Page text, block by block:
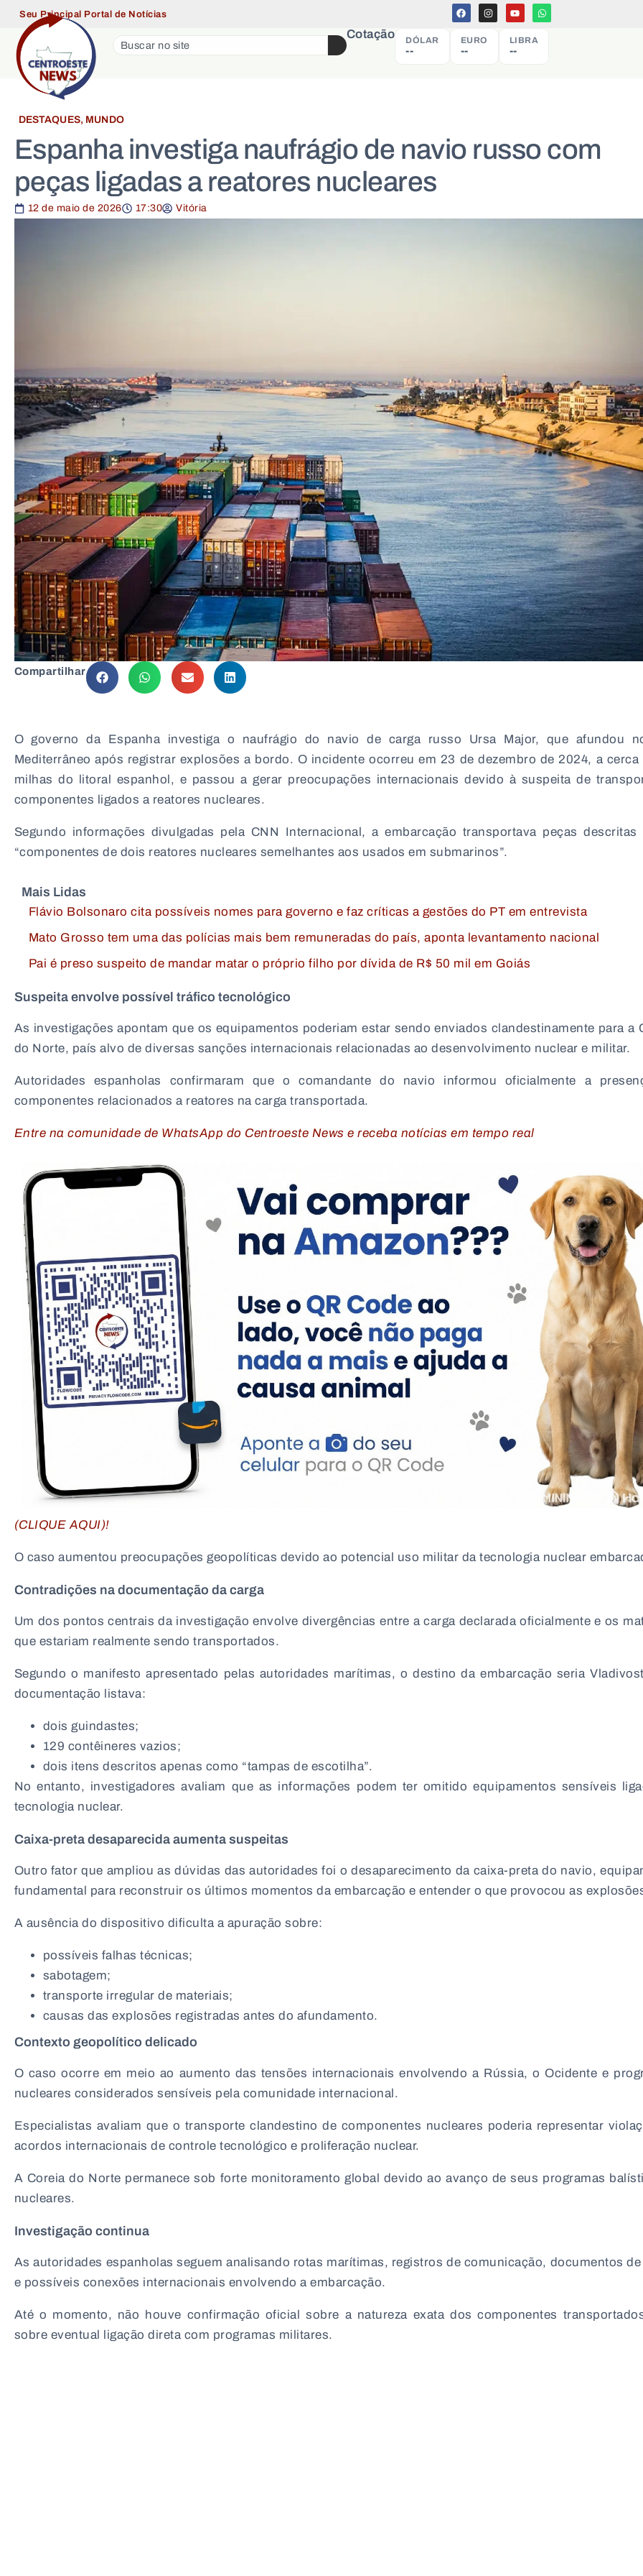
Seu Principal Portal de Notícias
Cotação DÓLAR
--
EURO
--
LIBRA
--
DESTAQUES, MUNDO
Espanha investiga naufrágio de navio russo com
peças ligadas a reatores nucleares
12 de maio de 2026 17:30 Vitória
Compartilhar
O governo da Espanha investiga o naufrágio do navio de carga russo Ursa Major, que afundou
Mediterrâneo após registrar explosões a bordo. O incidente ocorreu em 23 de dezembro de 2024, a cerca
milhas do litoral espanhol, e passou a gerar preocupações internacionais devido à suspeita de
componentes ligados a reatores nucleares.
Segundo informações divulgadas pela CNN
Internacional, a embarcação transportava peças descritas
“componentes de dois reatores nucleares semelhantes aos usados em submarinos”.
Mais Lidas
Flávio Bolsonaro cita possíveis nomes para governo e faz críticas a gestões do PT em entrevista
Mato Grosso tem uma das polícias mais bem remuneradas do país, aponta levantamento nacional
Pai é preso suspeito de mandar matar o próprio filho por dívida de R$ 50 mil em Goiás
Suspeita envolve possível tráfico tecnológico
As investigações apontam que os equipamentos poderiam estar sendo enviados clandestinamente para a
do Norte, país alvo de diversas sanções internacionais relacionadas ao desenvolvimento nuclear e militar.
Autoridades espanholas confirmaram que o comandante do navio informou oficialmente a
componentes relacionados a reatores na carga transportada.
Entre na comunidade de WhatsApp do Centroeste News e receba notícias em tempo real
(CLIQUE AQUI)!
O caso aumentou preocupações geopolíticas devido ao potencial uso militar da tecnologia nuclear
Contradições na documentação da carga
Um dos pontos centrais da investigação envolve divergências entre a carga declarada oficialmente e os
que estariam realmente sendo transportados.
Segundo o manifesto apresentado pelas autoridades marítimas, o destino da embarcação seria
documentação listava:
dois guindastes;
129 contêineres vazios;
dois itens descritos apenas como “tampas de escotilha”.
No entanto, investigadores avaliam que as informações podem ter omitido equipamentos sensíveis
tecnologia nuclear.
Caixa-preta desaparecida aumenta suspeitas
Outro fator que ampliou as dúvidas das autoridades foi o desaparecimento da caixa-preta do navio,
fundamental para reconstruir os últimos momentos da embarcação e entender o que provocou as
A ausência do dispositivo dificulta a apuração sobre:
possíveis falhas técnicas;
sabotagem;
transporte irregular de materiais;
causas das explosões registradas antes do afundamento.
Contexto geopolítico delicado
O caso ocorre em meio ao aumento das tensões internacionais envolvendo a Rússia, o Ocidente e
nucleares considerados sensíveis pela comunidade internacional.
Especialistas avaliam que o transporte clandestino de componentes nucleares poderia representar
acordos internacionais de controle tecnológico e proliferação nuclear.
A Coreia do Norte permanece sob forte monitoramento global devido ao avanço de seus programas
nucleares.
Investigação continua
As autoridades espanholas seguem analisando rotas marítimas, registros de comunicação, documentos de
e possíveis conexões internacionais envolvendo a embarcação.
Até o momento, não houve confirmação oficial sobre a natureza exata dos componentes
sobre eventual ligação direta com programas militares.